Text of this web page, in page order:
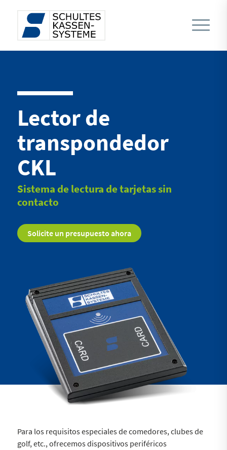
Lector de
transpondedor
CKL
Sistema de lectura de tarjetas sin
contacto
Solicite un presupuesto ahora
Para los requisitos especiales de comedores, clubes de
golf, etc., ofrecemos dispositivos periféricos